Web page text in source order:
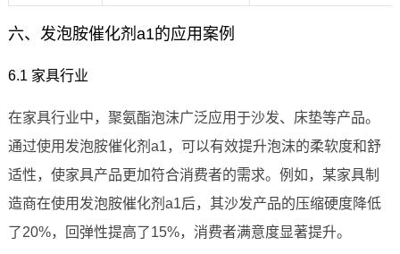
六、发泡胺催化剂a1的应用案例
6.1 家具行业
在家具行业中，聚氨酯泡沫广泛应用于沙发、床垫等产品。
通过使用发泡胺催化剂a1，可以有效提升泡沫的柔软度和舒
适性，使家具产品更加符合消费者的需求。例如，某家具制
造商在使用发泡胺催化剂a1后，其沙发产品的压缩硬度降低
了20%，回弹性提高了15%，消费者满意度显著提升。